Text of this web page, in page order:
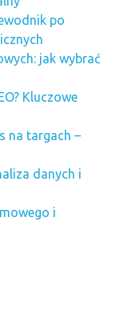
po
jak wybrać
Kluczowe
na targach –
danych i
i